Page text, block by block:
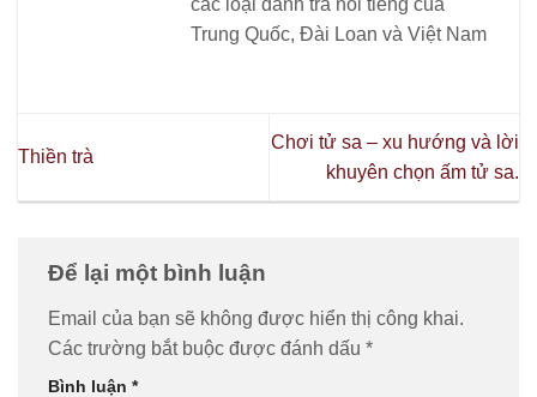
Trung Quốc, Đài Loan và Việt Nam
Thiền trà
Chơi tử sa – xu hướng và lời
khuyên chọn ấm tử sa.
Để lại một bình luận
Email của bạn sẽ không được hiển thị công khai.
Các trường bắt buộc được đánh dấu *
Bình luận *